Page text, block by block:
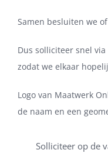
Samen besluiten we
Dus solliciteer snel
zodat we elkaar
Logo van Maatwerk
de naam en een
Solliciteer op de